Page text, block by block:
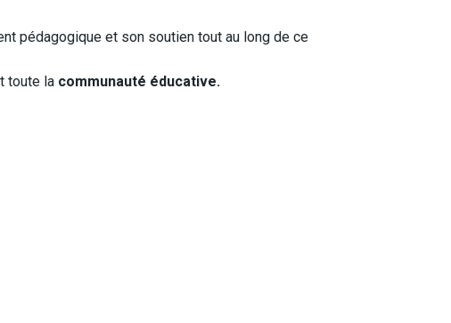
pédagogique et son soutien tout au long de ce
toute la communauté éducative.